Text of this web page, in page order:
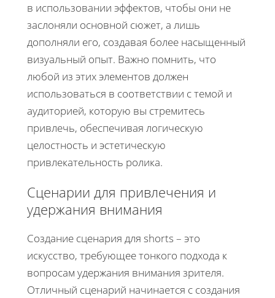
в использовании эффектов, чтобы они не
заслоняли основной сюжет, а лишь
дополняли его, создавая более насыщенный
визуальный опыт. Важно помнить, что
любой из этих элементов должен
использоваться в соответствии с темой и
аудиторией, которую вы стремитесь
привлечь, обеспечивая логическую
целостность и эстетическую
привлекательность ролика.
Сценарии для привлечения и
удержания внимания
Создание сценария для shorts – это
искусство, требующее тонкого подхода к
вопросам удержания внимания зрителя.
Отличный сценарий начинается с создания